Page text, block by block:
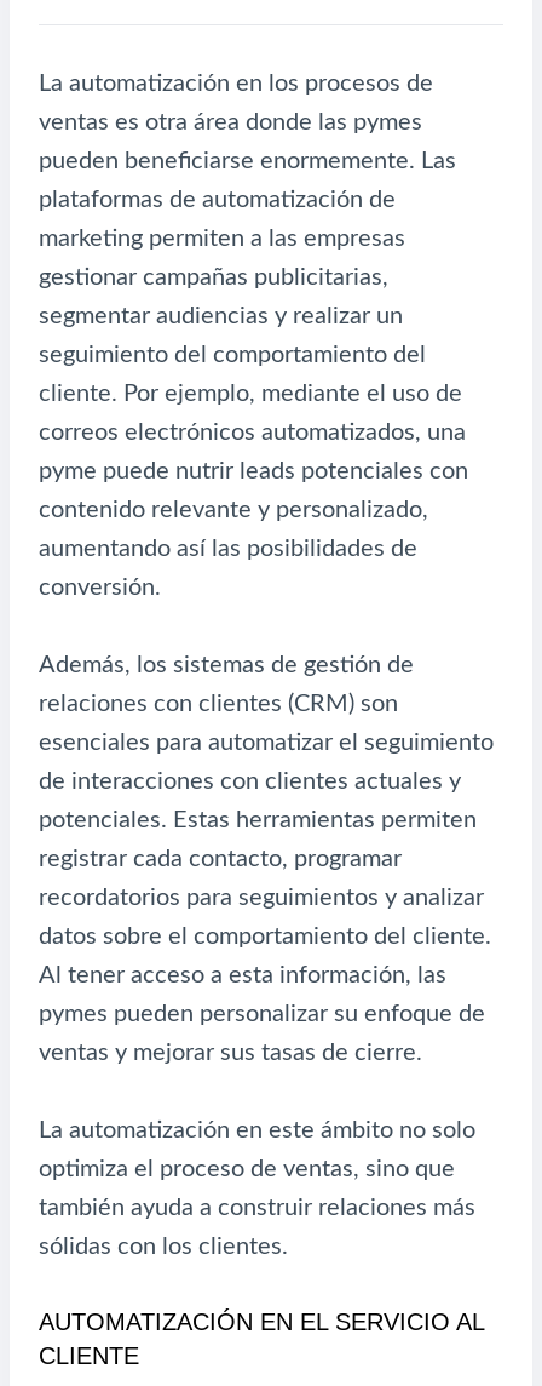
La automatización en los procesos de
ventas es otra área donde las pymes
pueden beneficiarse enormemente. Las
plataformas de automatización de
marketing permiten a las empresas
gestionar campañas publicitarias,
segmentar audiencias y realizar un
seguimiento del comportamiento del
cliente. Por ejemplo, mediante el uso de
correos electrónicos automatizados, una
pyme puede nutrir leads potenciales con
contenido relevante y personalizado,
aumentando así las posibilidades de
conversión.
Además, los sistemas de gestión de
relaciones con clientes (CRM) son
esenciales para automatizar el seguimiento
de interacciones con clientes actuales y
potenciales. Estas herramientas permiten
registrar cada contacto, programar
recordatorios para seguimientos y analizar
datos sobre el comportamiento del cliente.
Al tener acceso a esta información, las
pymes pueden personalizar su enfoque de
ventas y mejorar sus tasas de cierre.
La automatización en este ámbito no solo
optimiza el proceso de ventas, sino que
también ayuda a construir relaciones más
sólidas con los clientes.
AUTOMATIZACIÓN EN EL SERVICIO AL
CLIENTE